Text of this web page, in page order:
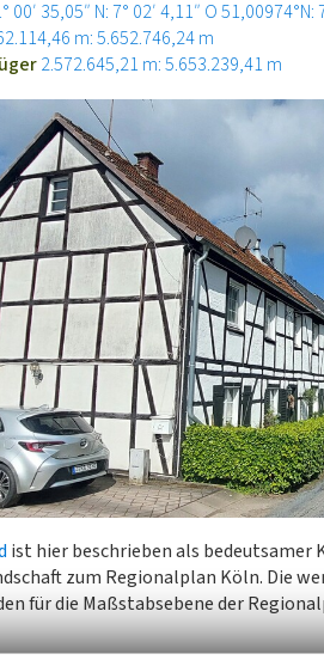
00′ 35,05″ N: 7° 02′ 4,11″ O51,00974°N:
m: 5.652.746,24 m
2.572.645,21 m: 5.653.239,41 m
ist hier beschrieben als
zum Regionalplan Köln. Die
für die Maßstabsebene der